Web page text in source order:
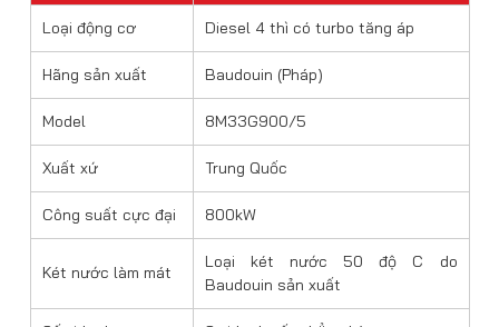
Loại động cơ Diesel 4 thì có turbo tăng áp
Hãng sản xuất Baudouin (Pháp)
Model 8M33G900/5
Xuất xứ Trung Quốc
Công suất cực đại 800kW
Két nước làm mát
Loại két nước 50 độ C do
Baudouin sản xuất